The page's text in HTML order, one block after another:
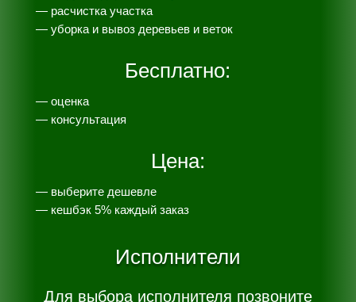
— расчистка участка
— уборка и вывоз деревьев и веток
Бесплатно:
— оценка
— консультация
Цена:
— выберите дешевле
— кешбэк 5% каждый заказ
Исполнители
Для выбора исполнителя позвоните